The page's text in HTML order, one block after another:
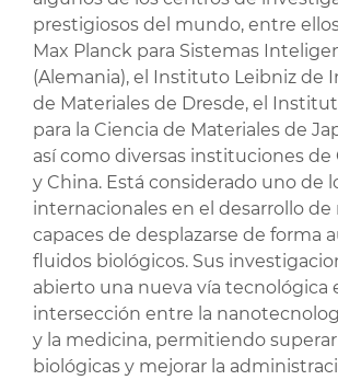
prestigiosos del mundo, entre
Max Planck para Sistemas
(Alemania), el Instituto Leibniz de
de Materiales de Dresde, el
para la Ciencia de Materiales de
así como diversas instituciones de
y China. Está considerado uno de
internacionales en el desarrollo
capaces de desplazarse de forma
fluidos biológicos. Sus
abierto una nueva vía tecnológica
intersección entre la
y la medicina, permitiendo
biológicas y mejorar la